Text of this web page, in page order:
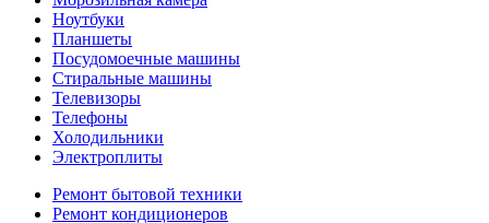
Ноутбуки
Планшеты
Посудомоечные машины
Стиральные машины
Телевизоры
Телефоны
Холодильники
Электроплиты
Ремонт бытовой техники
Ремонт кондиционеров